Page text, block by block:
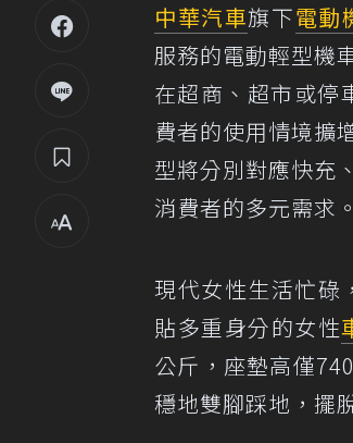
中華汽車旗下電動
服務的電動輕型機
在超商、超市或停
費者的使用情境擴
型將分別對應快充
消費者的多元需求。
現代女性生活忙碌
貼多重身分的女性
公斤，座墊高僅
穩地雙腳踩地，擺